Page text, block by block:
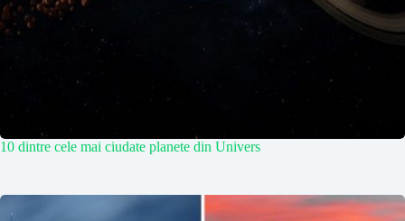
10 dintre cele mai ciudate planete din Univers